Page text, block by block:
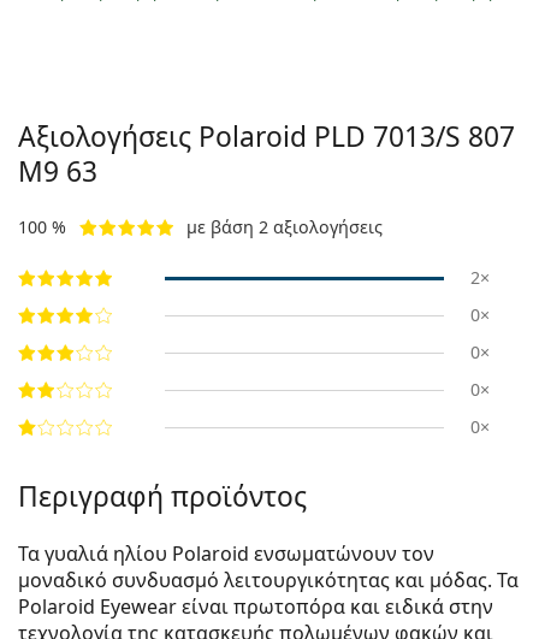
Αξιολογήσεις Polaroid PLD 7013/S 807
M9 63
100 % με βάση 2 αξιολογήσεις
2×
0×
0×
0×
0×
Περιγραφή προϊόντος
Τα γυαλιά ηλίου Polaroid ενσωματώνουν τον
μοναδικό συνδυασμό λειτουργικότητας και μόδας. Τα
Polaroid Eyewear είναι πρωτοπόρα και ειδικά στην
τεχνολογία της κατασκευής πολωμένων φακών και